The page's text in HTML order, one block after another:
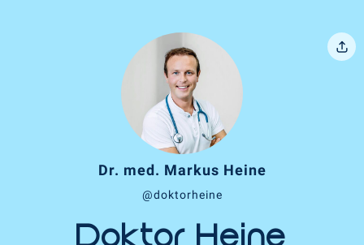
Dr. med. Markus Heine
@doktorheine